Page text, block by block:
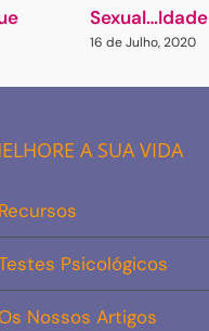
Sexual…Idade
16 de Julho, 2020
A SUA VIDA
Recursos
Psicológicos
Os Nossos Artigos